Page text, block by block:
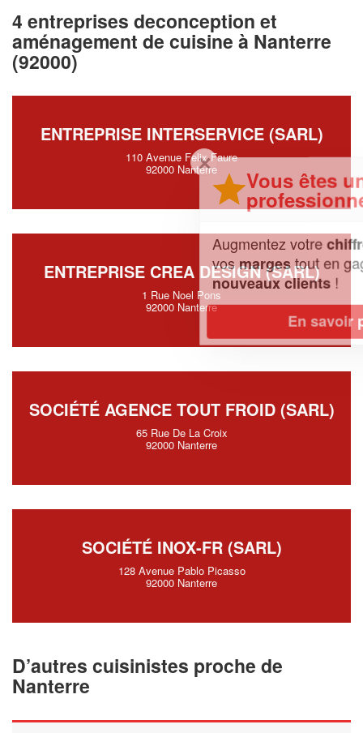
4 entreprises deconception et
aménagement de cuisine à Nanterre
(92000)
ENTREPRISE INTERSERVICE (SARL)
110 Avenue Felix Faure
92000 Nanterre
ENTREPRISE CREA DESIGN (SARL)
1 Rue Noel Pons
92000 Nanterre
SOCIÉTÉ AGENCE TOUT FROID (SARL)
65 Rue De La Croix
92000 Nanterre
SOCIÉTÉ INOX-FR (SARL)
128 Avenue Pablo Picasso
92000 Nanterre
D’autres cuisinistes proche de
Nanterre
Vous êtes un
professionnel ?
Augmentez votrechiffre d'affaireset
vosmargestout en gagnant de
nouveaux clients!